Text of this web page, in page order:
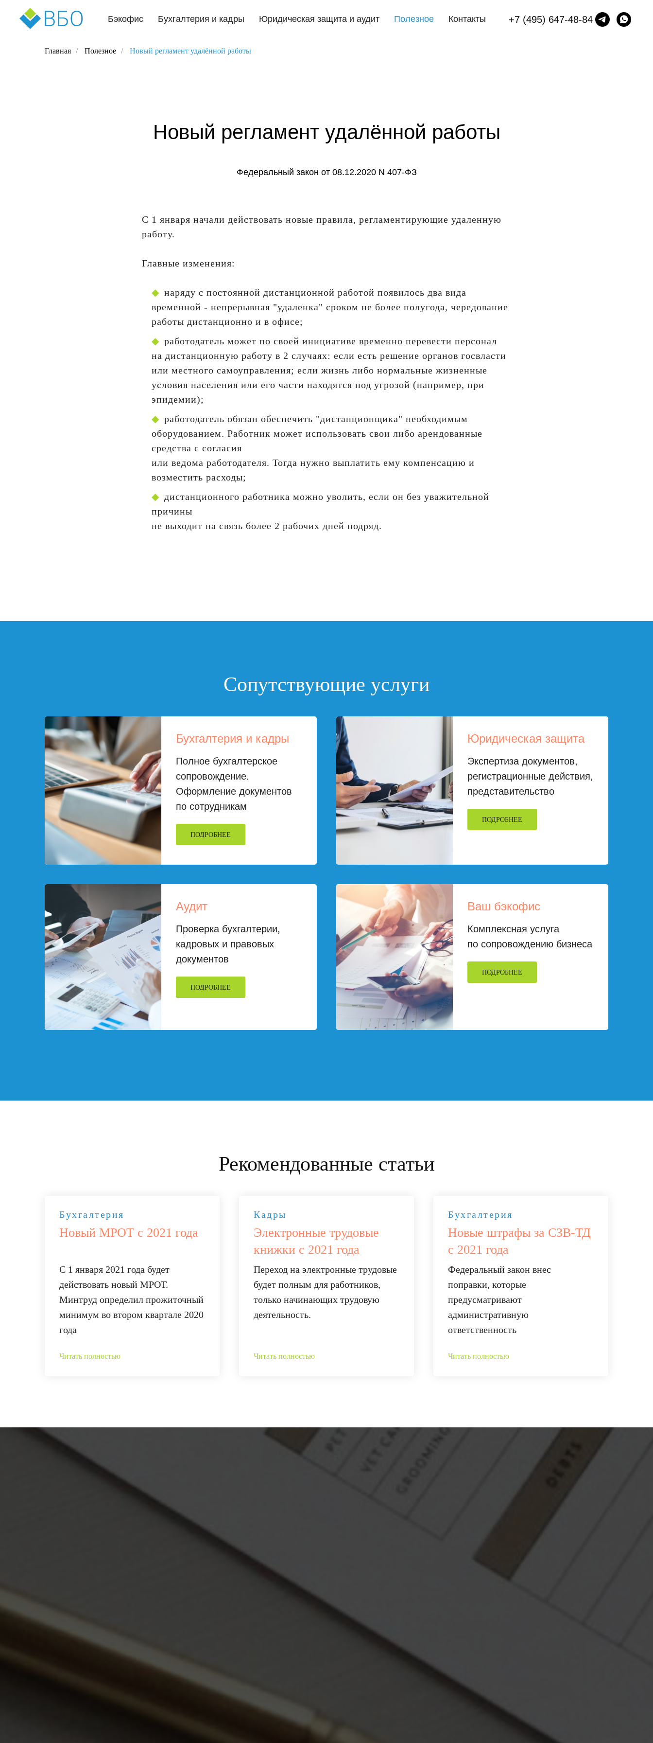
Бэкофис Бухгалтерия и кадры Юридическая защита и аудит Полезное Контакты +7 (495) 647-48-84
Главная / Полезное / Новый регламент удалённой работы
Новый регламент удалённой работы
Федеральный закон от 08.12.2020 N 407-ФЗ
С 1 января начали действовать новые правила, регламентирующие удаленную
работу.
Главные изменения:
наряду с постоянной дистанционной работой появилось два вида
временной - непрерывная "удаленка" сроком не более полугода, чередование
работы дистанционно и в офисе;
работодатель может по своей инициативе временно перевести персонал
на дистанционную работу в 2 случаях: если есть решение органов госвласти
или местного самоуправления; если жизнь либо нормальные жизненные
условия населения или его части находятся под угрозой (например, при
эпидемии);
работодатель обязан обеспечить "дистанционщика" необходимым
оборудованием. Работник может использовать свои либо арендованные
средства с согласия
или ведома работодателя. Тогда нужно выплатить ему компенсацию и
возместить расходы;
дистанционного работника можно уволить, если он без уважительной
причины
не выходит на связь более 2 рабочих дней подряд.
Сопутствующие услуги
Бухгалтерия и кадры
Полное бухгалтерское
сопровождение.
Оформление документов
по сотрудникам
ПОДРОБНЕЕ
Юридическая защита
Экспертиза документов,
регистрационные действия,
представительство
ПОДРОБНЕЕ
Аудит
Проверка бухгалтерии,
кадровых и правовых
документов
ПОДРОБНЕЕ
Ваш бэкофис
Комплексная услуга
по сопровождению бизнеса
ПОДРОБНЕЕ
Рекомендованные статьи
Бухгалтерия
Новый МРОТ с 2021 года
С 1 января 2021 года будет
действовать новый МРОТ.
Минтруд определил прожиточный
минимум во втором квартале 2020
года
Читать полностью
Кадры
Электронные трудовые
книжки с 2021 года
Переход на электронные трудовые
будет полным для работников,
только начинающих трудовую
деятельность.
Читать полностью
Бухгалтерия
Новые штрафы за СЗВ-ТД
с 2021 года
Федеральный закон внес
поправки, которые
предусматривают
административную
ответственность
Читать полностью